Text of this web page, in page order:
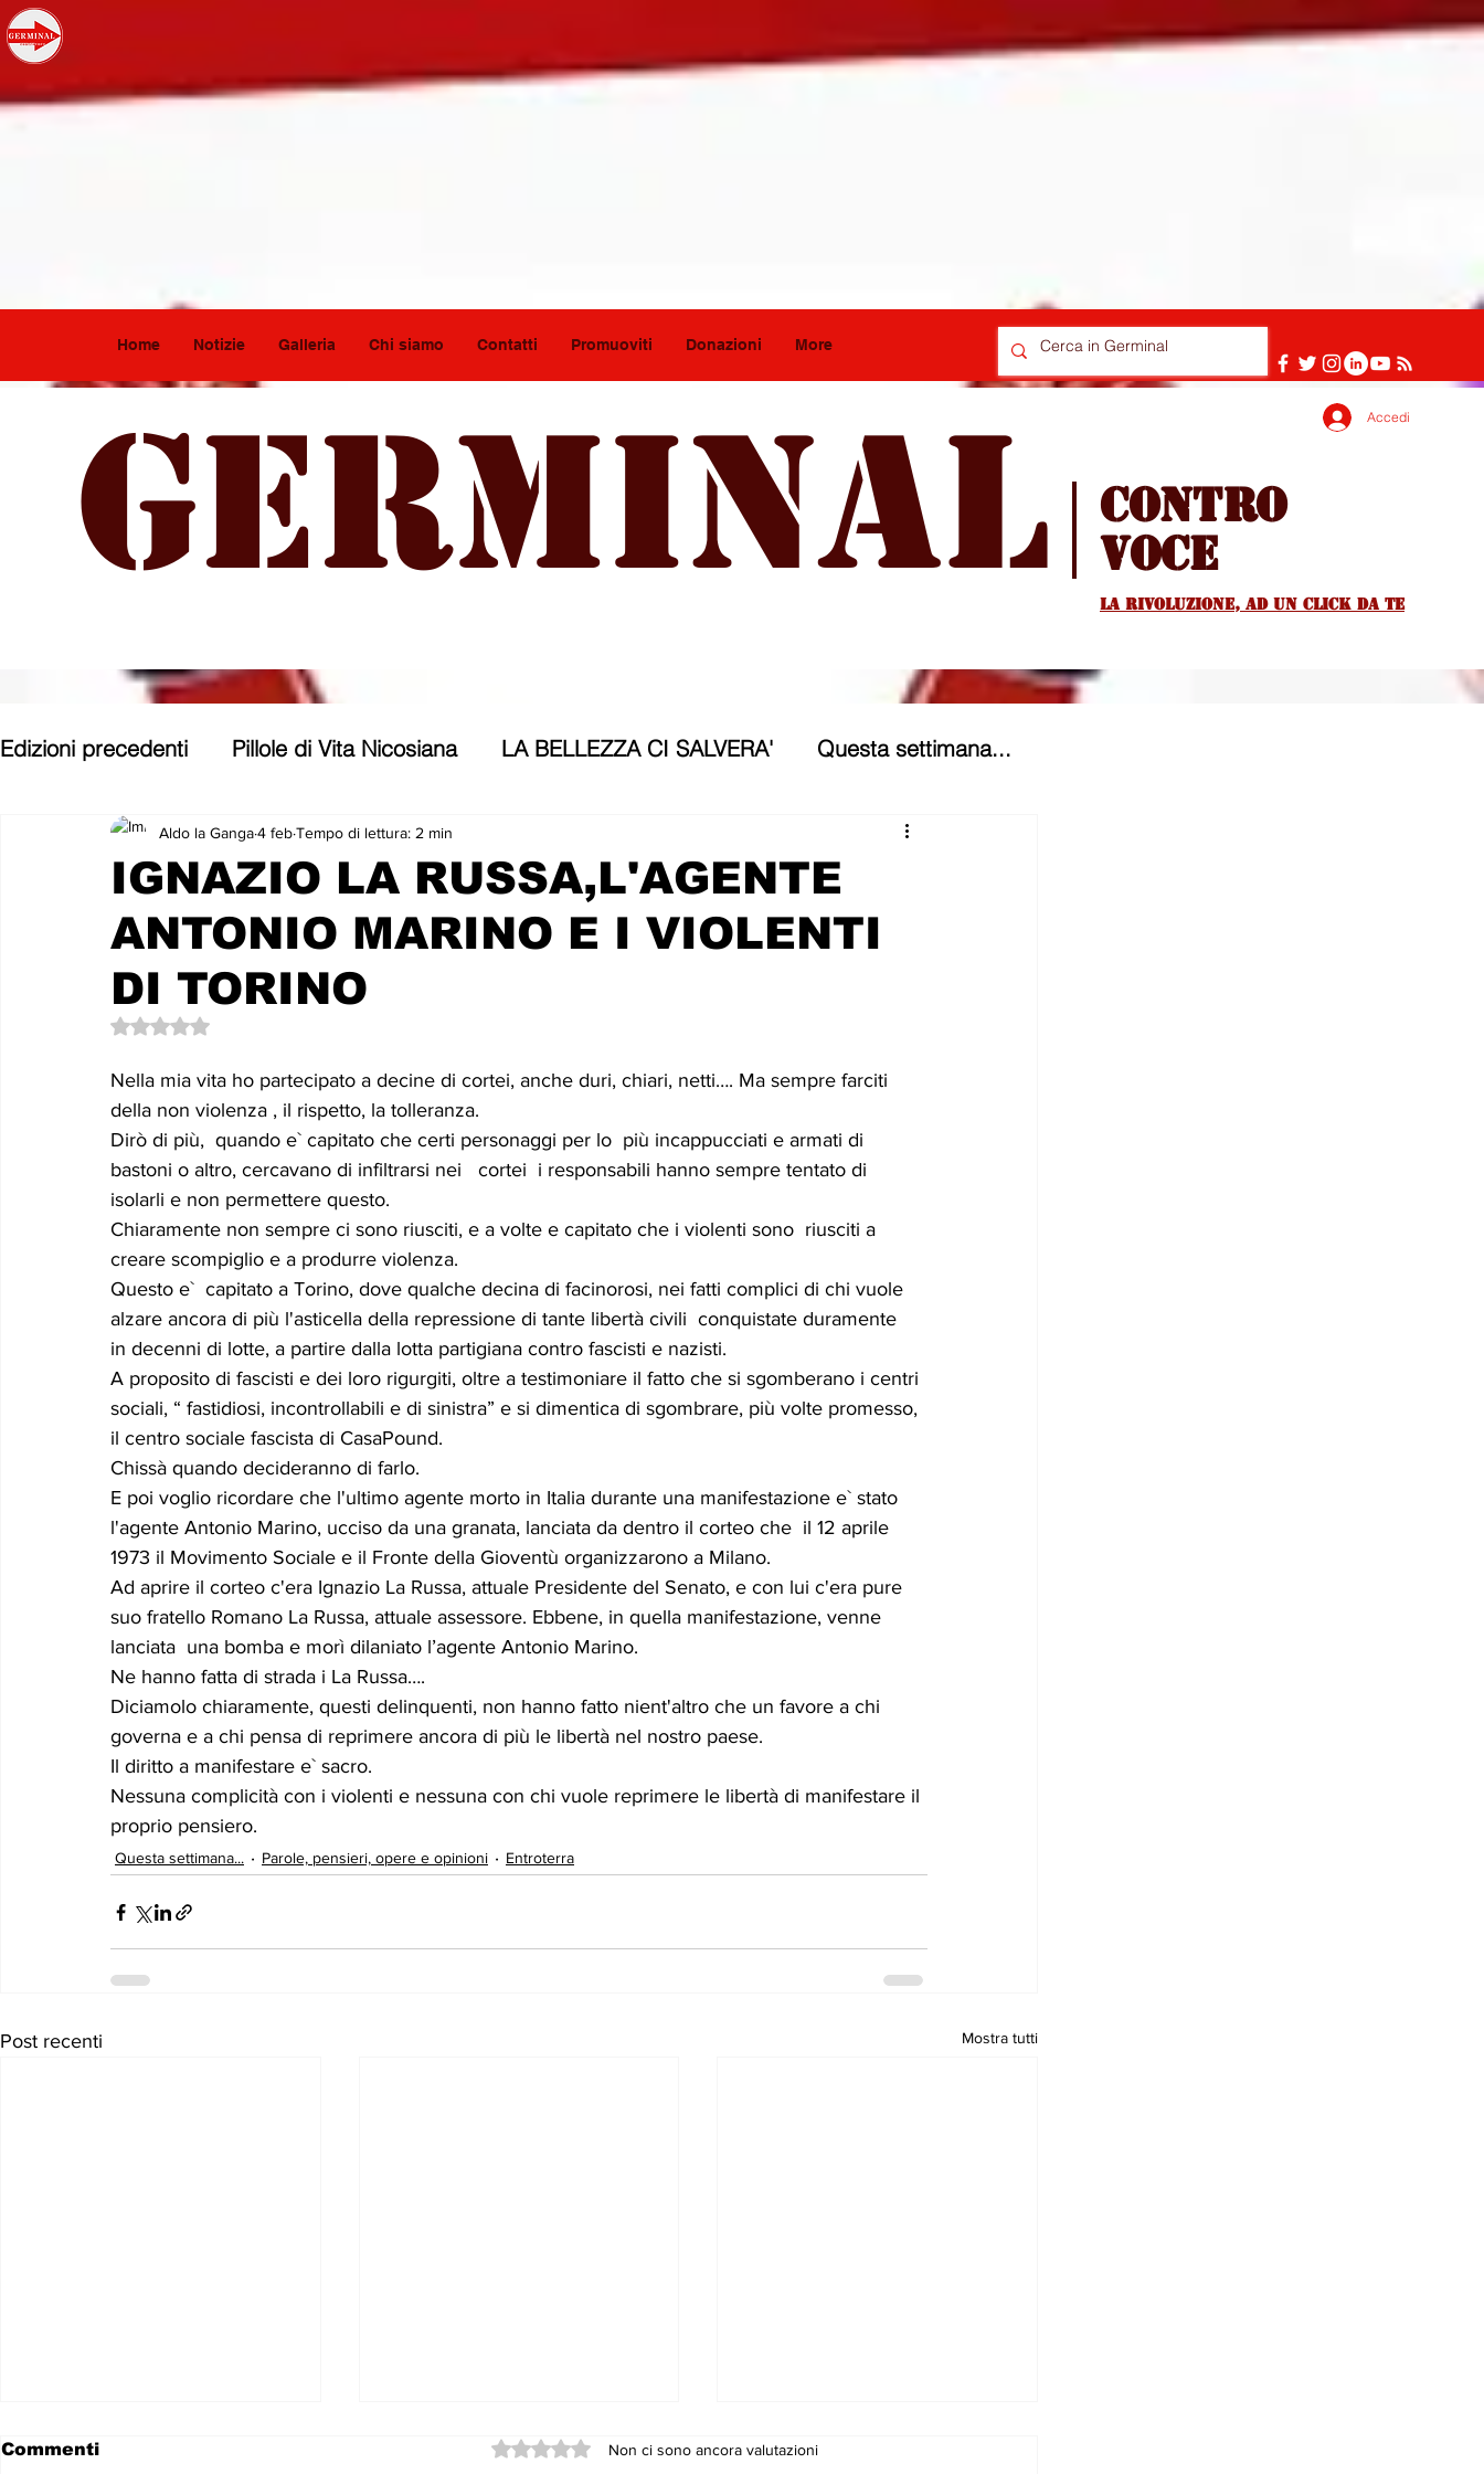
Home Notizie Galleria Chi siamo Contatti Promuoviti Donazioni More
Germinal Accedi
Contro
voce
La rivoluzione, ad un Click da te
Edizioni precedenti Pillole di Vita Nicosiana LA BELLEZZA CI SALVERA' Questa settimana...
Parole, pensieri, opere e opinioni Entroterra
Con gli occhi di uno Zoomer Politica nostrana Politica forestiera Sport
Le memorie di donna Prizzita. Un ro
LEONFORTE 2040 ATTUALITA' Curiosità
IGNAZIO LA RUSSA,L'AGENTE
ANTONIO MARINO E I VIOLENTI
DI TORINO
Aldo la Ganga4 febTempo di lettura: 2 min
Valutazione NaN stelle su 5.
Nella mia vita ho partecipato a decine di cortei, anche duri, chiari, netti…. Ma sempre farciti
della non violenza , il rispetto, la tolleranza.
Dirò di più,  quando e` capitato che certi personaggi per lo  più incappucciati e armati di
bastoni o altro, cercavano di infiltrarsi nei   cortei  i responsabili hanno sempre tentato di
isolarli e non permettere questo.
Chiaramente non sempre ci sono riusciti, e a volte e capitato che i violenti sono  riusciti a
creare scompiglio e a produrre violenza.
Questo e`  capitato a Torino, dove qualche decina di facinorosi, nei fatti complici di chi vuole
alzare ancora di più l'asticella della repressione di tante libertà civili  conquistate duramente
in decenni di lotte, a partire dalla lotta partigiana contro fascisti e nazisti.
A proposito di fascisti e dei loro rigurgiti, oltre a testimoniare il fatto che si sgomberano i centri
sociali, “ fastidiosi, incontrollabili e di sinistra” e si dimentica di sgombrare, più volte promesso,
il centro sociale fascista di CasaPound.
Chissà quando decideranno di farlo.
E poi voglio ricordare che l'ultimo agente morto in Italia durante una manifestazione e` stato
l'agente Antonio Marino, ucciso da una granata, lanciata da dentro il corteo che  il 12 aprile
1973 il Movimento Sociale e il Fronte della Gioventù organizzarono a Milano.
Ad aprire il corteo c'era Ignazio La Russa, attuale Presidente del Senato, e con lui c'era pure
suo fratello Romano La Russa, attuale assessore. Ebbene, in quella manifestazione, venne
lanciata  una bomba e morì dilaniato l’agente Antonio Marino.
Ne hanno fatta di strada i La Russa….
Diciamolo chiaramente, questi delinquenti, non hanno fatto nient'altro che un favore a chi
governa e a chi pensa di reprimere ancora di più le libertà nel nostro paese.
Il diritto a manifestare e` sacro.
Nessuna complicità con i violenti e nessuna con chi vuole reprimere le libertà di manifestare il
proprio pensiero.
Questa settimana... Parole, pensieri, opere e opinioni Entroterra
Post recenti Mostra tutti
Commenti Valutazione 0 stelle su 5.Non ci sono ancora valutazioni